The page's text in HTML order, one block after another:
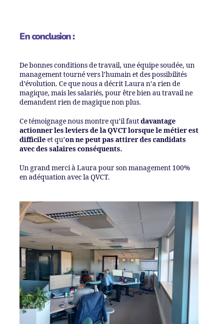
En conclusion :
De bonnes conditions de travail, une équipe soudée, un
management tourné vers l’humain et des possibilités
d’évolution. Ce que nous a décrit Laura n’a rien de
magique, mais les salariés, pour être bien au travail ne
demandent rien de magique non plus.
Ce témoignage nous montre qu’il fautdavantage
actionner les leviers de la QVCT lorsque le métier est
difficileet qu’on ne peut pas attirer des candidats
avec des salaires conséquents.
Un grand merci à Laura pour son management 100%
en adéquation avec la QVCT.